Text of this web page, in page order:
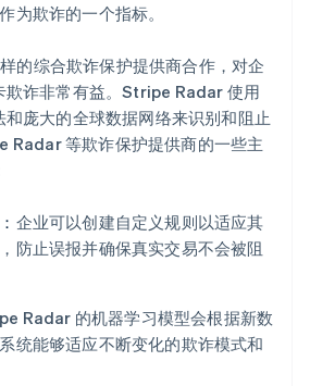
为欺诈的一个指标。
的综合欺诈保护提供商合作，对企
欺诈非常有益。Stripe Radar 使用
庞大的全球数据网络来识别和阻止
Radar 等欺诈保护提供商的一些主
企业可以创建自定义规则以适应其
防止误报并确保真实交易不会被阻
Radar 的机器学习模型会根据新数
统能够适应不断变化的欺诈模式和